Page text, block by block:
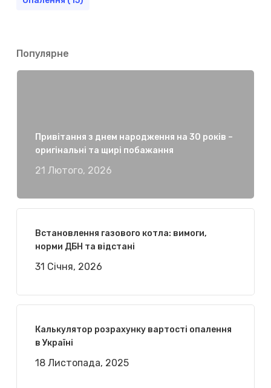
Популярне
Привітання з днем народження на 30 років –
оригінальні та щирі побажання
21 Лютого, 2026
Встановлення газового котла: вимоги,
норми ДБН та відстані
31 Січня, 2026
Калькулятор розрахунку вартості опалення
в Україні
18 Листопада, 2025